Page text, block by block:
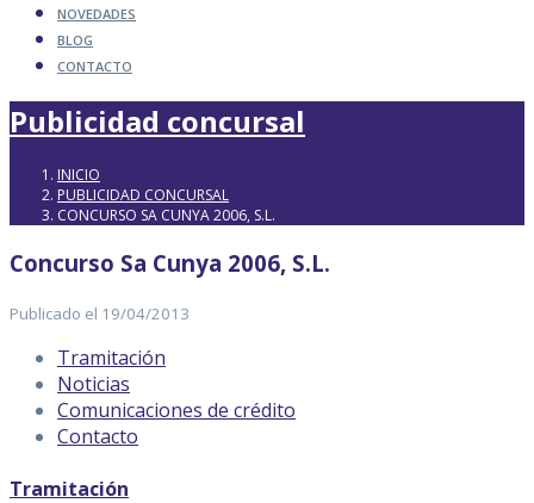
NOVEDADES
BLOG
CONTACTO
Publicidad concursal
INICIO
PUBLICIDAD CONCURSAL
CONCURSO SA CUNYA 2006, S.L.
Concurso Sa Cunya 2006, S.L.
Publicado el 19/04/2013
Tramitación
Noticias
Comunicaciones de crédito
Contacto
Tramitación